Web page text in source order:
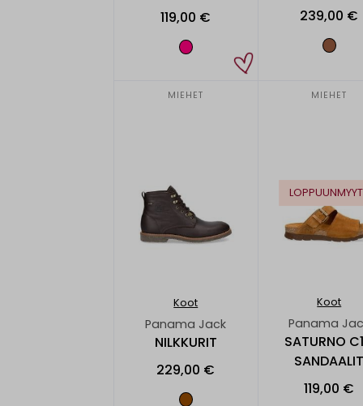
119,00 € 239,00 €
MIEHET
Koot
Panama Jack
NILKKURIT
229,00 €
MIEHET
Koot
Panama
SATURNO
119,00 €